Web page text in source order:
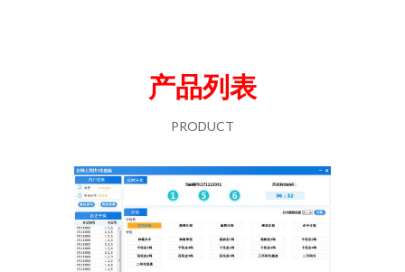
产品列表
PRODUCT